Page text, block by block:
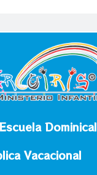
Dominical
Vacacional